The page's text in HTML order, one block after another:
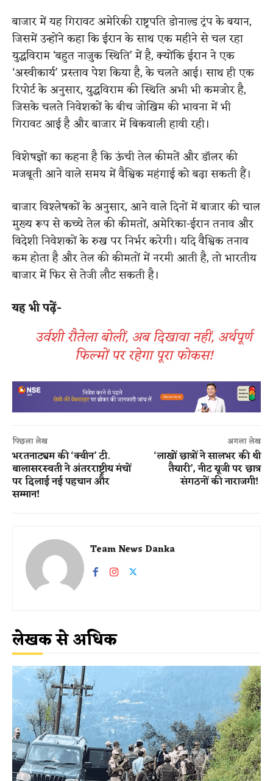
बाजार में यह गिरावट अमेरिकी राष्ट्रपति डोनाल्ड ट्रंप के बयान,
जिसमें उन्होंने कहा कि ईरान के साथ एक महीने से चल रहा
युद्धविराम ‘बहुत नाजुक स्थिति’ में है, क्योंकि ईरान ने एक
‘अस्वीकार्य’ प्रस्ताव पेश किया है, के चलते आई। साथ ही एक
रिपोर्ट के अनुसार, युद्धविराम की स्थिति अभी भी कमजोर है,
जिसके चलते निवेशकों के बीच जोखिम की भावना में भी
गिरावट आई है और बाजार में बिकवाली हावी रही।
विशेषज्ञों का कहना है कि ऊंची तेल कीमतें और डॉलर की
मजबूती आने वाले समय में वैश्विक महंगाई को बढ़ा सकती हैं।
बाजार विश्लेषकों के अनुसार, आने वाले दिनों में बाजार की चाल
मुख्य रूप से कच्चे तेल की कीमतों, अमेरिका-ईरान तनाव और
विदेशी निवेशकों के रुख पर निर्भर करेगी। यदि वैश्विक तनाव
कम होता है और तेल की कीमतों में नरमी आती है, तो भारतीय
बाजार में फिर से तेजी लौट सकती है।
यह भी पढ़ें-
उर्वशी रौतेला बोलीं, अब दिखावा नहीं, अर्थपूर्ण
फिल्मों पर रहेगा पूरा फोकस!
पिछला लेख
भरतनाट्यम की ‘क्वीन’ टी.
बालासरस्वती ने अंतरराष्ट्रीय मंचों
पर दिलाई नई पहचान और
सम्मान!
अगला लेख
‘लाखों छात्रों ने सालभर की थी
तैयारी’, नीट यूजी पर छात्र
संगठनों की नाराजगी!
Team News Danka
लेखक से अधिक